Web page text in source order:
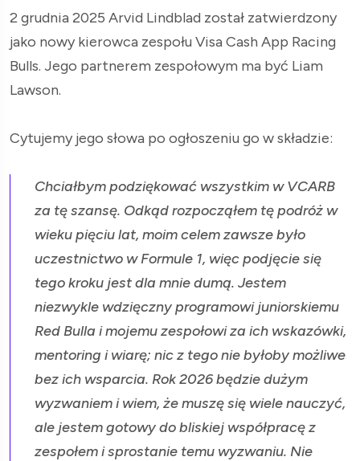
2 grudnia 2025 Arvid Lindblad został zatwierdzony
jako nowy kierowca zespołu Visa Cash App Racing
Bulls. Jego partnerem zespołowym ma być Liam
Lawson.
Cytujemy jego słowa po ogłoszeniu go w składzie:
Chciałbym podziękować wszystkim w VCARB
za tę szansę. Odkąd rozpocząłem tę podróż w
wieku pięciu lat, moim celem zawsze było
uczestnictwo w Formule 1, więc podjęcie się
tego kroku jest dla mnie dumą. Jestem
niezwykle wdzięczny programowi juniorskiemu
Red Bulla i mojemu zespołowi za ich wskazówki,
mentoring i wiarę; nic z tego nie byłoby możliwe
bez ich wsparcia. Rok 2026 będzie dużym
wyzwaniem i wiem, że muszę się wiele nauczyć,
ale jestem gotowy do bliskiej współpracę z
zespołem i sprostanie temu wyzwaniu. Nie